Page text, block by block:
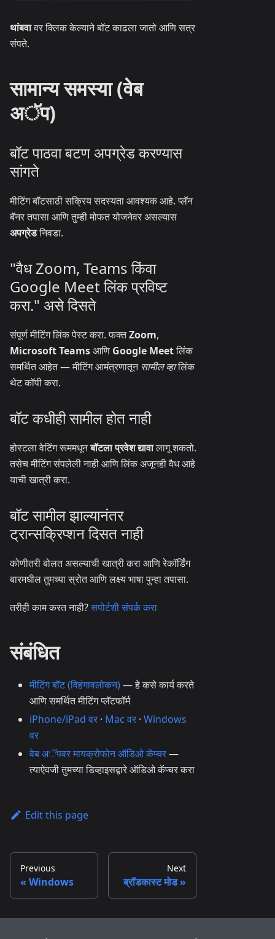
थांबवावर क्लिक केल्याने बॉट काढला जातो आणि सत्र
संपते.
सामान्य समस्या (वेब
अॅप)
बॉट पाठवा बटण अपग्रेड करण्यास
सांगते
मीटिंग बॉटसाठी सक्रिय सदस्यता आवश्यक आहे. प्लॅन
बॅनर तपासा आणि तुम्ही मोफत योजनेवर असल्यास
अपग्रेडनिवडा.
"वैध Zoom, Teams किंवा
Google Meet लिंक प्रविष्ट
करा." असे दिसते
संपूर्ण मीटिंग लिंक पेस्ट करा. फक्तZoom,
Microsoft Teamsआणि Google Meetलिंक
समर्थित आहेत — मीटिंग आमंत्रणातून सामील व्हालिंक
थेट कॉपी करा.
बॉट कधीही सामील होत नाही
होस्टला वेटिंग रूममधूनबॉटला प्रवेश द्यावालागू शकतो.
तसेच मीटिंग संपलेली नाही आणि लिंक अजूनही वैध आहे
याची खात्री करा.
बॉट सामील झाल्यानंतर
ट्रान्सक्रिप्शन दिसत नाही
कोणीतरी बोलत असल्याची खात्री करा आणि रेकॉर्डिंग
बारमधील तुमच्या स्रोत आणि लक्ष्य भाषा पुन्हा तपासा.
तरीही काम करत नाही?सपोर्टशी संपर्क करा
संबंधित
मीटिंग बॉट (विहंगावलोकन)— हे कसे कार्य करते
आणि समर्थित मीटिंग प्लॅटफॉर्म
iPhone/iPad वर · Mac वर · Windows
वर
वेब अॅपवर मायक्रोफोन ऑडिओ कॅप्चर—
त्याऐवजी तुमच्या डिव्हाइसद्वारे ऑडिओ कॅप्चर करा
Edit this page
Previous
Windows
Next
ब्रॉडकास्ट मोड